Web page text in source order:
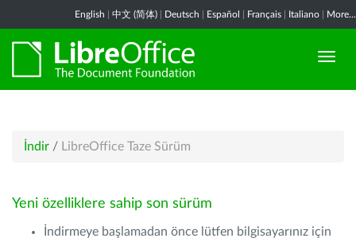
English 中文 (简体) Deutsch Español Français Italiano More...
İndir / LibreOffice Taze Sürüm
Yeni özelliklere sahip son sürüm
İndirmeye başlamadan önce lütfen bilgisayarınız için